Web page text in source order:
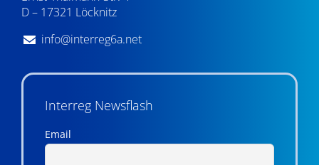
D – 17321 Löcknitz
info@interreg6a.net
Interreg Newsflash
Email